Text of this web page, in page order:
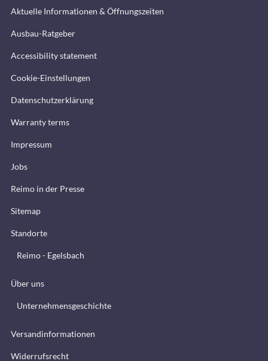
Aktuelle Informationen & Öffnungszeiten
Ausbau-Ratgeber
Accessibility statement
Cookie-Einstellungen
Datenschutzerklärung
Warranty terms
Impressum
Jobs
Reimo in der Presse
Sitemap
Standorte
Reimo - Egelsbach
Über uns
Unternehmensgeschichte
Versandinformationen
Widerrufsrecht